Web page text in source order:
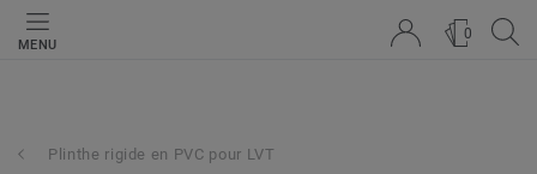
MENU
0
Plinthe rigide en PVC pour LVT